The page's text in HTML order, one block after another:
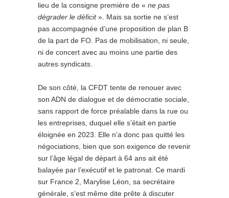
lieu de la consigne première de « ne pas
dégrader le déficit». Mais sa sortie ne s’est
pas accompagnée d’une proposition de plan B
de la part de FO. Pas de mobilisation, ni seule,
ni de concert avec au moins une partie des
autres syndicats.
De son côté, la CFDT tente de renouer avec
son ADN de dialogue et de démocratie sociale,
sans rapport de force préalable dans la rue ou
les entreprises, duquel elle s’était en partie
éloignée en 2023. Elle n’a donc pas quitté les
négociations, bien que son exigence de revenir
sur l’âge légal de départ à 64 ans ait été
balayée par l’exécutif et le patronat. Ce mardi
sur France 2, Marylise Léon, sa secrétaire
générale, s’est même dite prête à discuter